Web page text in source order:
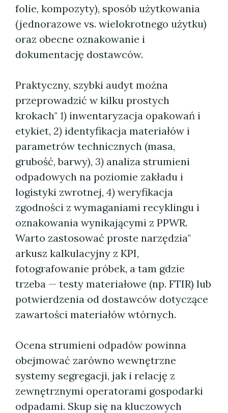
folie, kompozyty), sposób użytkowania
(jednorazowe vs. wielokrotnego użytku)
oraz obecne oznakowanie i
dokumentację dostawców.
Praktyczny, szybki audyt można
przeprowadzić w kilku prostych
krokach" 1) inwentaryzacja opakowań i
etykiet, 2) identyfikacja materiałów i
parametrów technicznych (masa,
grubość, barwy), 3) analiza strumieni
odpadowych na poziomie zakładu i
logistyki zwrotnej, 4) weryfikacja
zgodności z wymaganiami recyklingu i
oznakowania wynikającymi z PPWR.
Warto zastosować proste narzędzia"
arkusz kalkulacyjny z KPI,
fotografowanie próbek, a tam gdzie
trzeba — testy materiałowe (np. FTIR) lub
potwierdzenia od dostawców dotyczące
zawartości materiałów wtórnych.
Ocena strumieni odpadów powinna
obejmować zarówno wewnętrzne
systemy segregacji, jak i relację z
zewnętrznymi operatorami gospodarki
odpadami. Skup się na kluczowych